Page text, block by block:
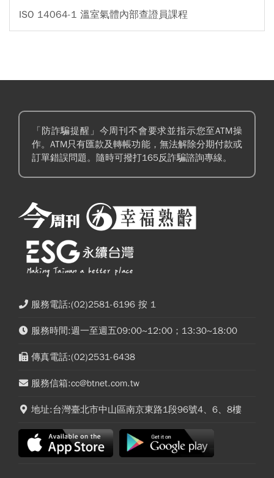
ISO 14064-1 溫室氣體內部查證員課程
「防詐騙提醒」今周刊不會要求並指示您至ATM操
作。ATM只有匯款及轉帳功能，無法解除分期付款或
訂單錯誤問題。隨時可撥打165反詐騙諮詢專線。
服務電話:(02)2581-6196 按 1
服務時間:週一至週五09:00~12:00；13:30~18:00
傳真電話:(02)2531-6438
服務信箱:cc@btnet.com.tw
地址:台灣臺北市中山區南京東路1段96號4、6、8樓